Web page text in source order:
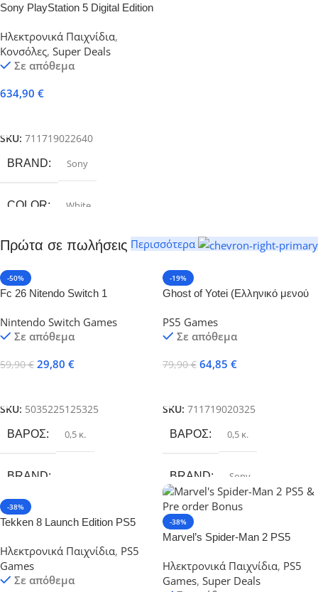
Sony PlayStation 5 Digital Edition
Ηλεκτρονικά Παιχνίδια,
Κονσόλες, Super Deals
Σε απόθεμα
634,90 €
SKU: 711719022640
BRAND Sony
COLOR White
Πρώτα σε πωλήσεις Περισσότερα
-50%
Fc 26 Nitendo Switch 1
Nintendo Switch Games
Σε απόθεμα
59,90€ 29,80 €
SKU: 5035225125325
ΒΆΡΟΣ 0,5 κ.
BRAND
EA – Electronic Arts
-19%
Ghost of Yotei (Ελληνικό μενού
PS5 Games
Σε απόθεμα
79,90€ 64,85 €
SKU: 711719020325
ΒΆΡΟΣ 0,5 κ.
BRAND Sony
-38%
Tekken 8 Launch Edition PS5
Ηλεκτρονικά Παιχνίδια, PS5
Games
Σε απόθεμα
-38%
Marvel’s Spider-Man 2 PS5
Ηλεκτρονικά Παιχνίδια, PS5
Games, Super Deals